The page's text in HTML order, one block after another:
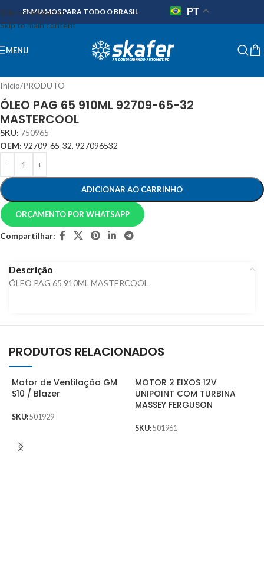
Skip to navigation
Skip to main content
ENVIAMOS PARA TODO O BRASIL PT
MENU
Início/PRODUTO
ÓLEO PAG 65 910ML 92709-65-32
MASTERCOOL
SKU: 750965
OEM: 92709-65-32, 927096532
ADICIONAR AO CARRINHO
ORÇAMENTO POR WHATSAPP
Compartilhar:
Descrição
ÓLEO PAG 65 910ML MASTERCOOL
PRODUTOS RELACIONADOS
Motor de Ventilação GM
S10 / Blazer
SKU:501929
MOTOR 2 EIXOS 12V
UNIPOINT COM TURBINA
MASSEY FERGUSON
SKU:501961